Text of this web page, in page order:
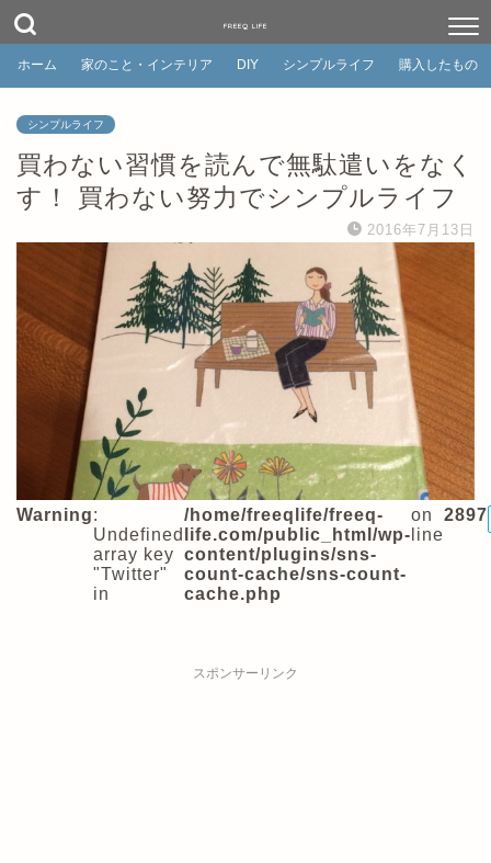
FREEQ LIFE
ホーム 家のこと・インテリア DIY シンプルライフ 購入したもの
シンプルライフ
買わない習慣を読んで無駄遣いをなく
す！ 買わない努力でシンプルライフ
2016年7月13日
Warning:
Undefined
array key
"Twitter"
in
/home/freeqlife/freeq-
life.com/public_html/wp-
content/plugins/sns-
count-cache/sns-count-
cache.php
on
line
2897
スポンサーリンク